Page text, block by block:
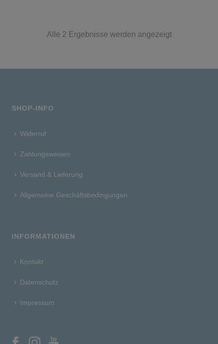
Alle 2 Ergebnisse werden angezeigt
SHOP-INFO
Widerruf
Zahlungsweisen
Versand & Lieferung
Allgemeine Geschäftsbedingungen
INFORMATIONEN
Kontakt
Datenschutz
Impressum